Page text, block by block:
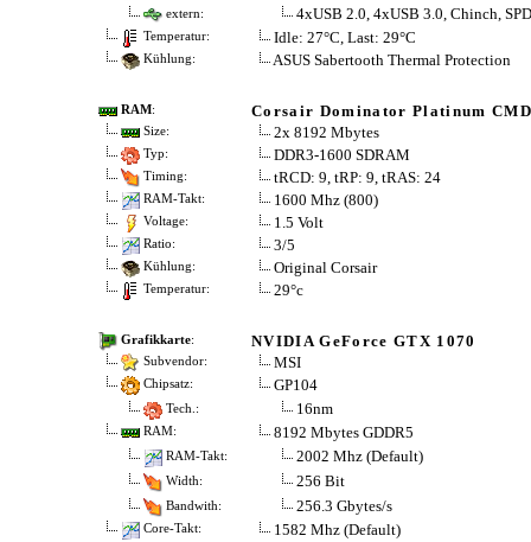
extern: 4xUSB 2.0, 4xUSB 3.0, Chinch,
Temperatur: Idle: 27°C, Last: 29°C
Kühlung: ASUS Sabertooth Thermal Protection
RAM: Corsair Dominator Platinum
Size: 2x 8192 Mbytes
Typ: DDR3-1600 SDRAM
Timing: tRCD: 9, tRP: 9, tRAS: 24
RAM-Takt: 1600 Mhz (800)
Voltage: 1.5 Volt
Ratio: 3/5
Kühlung: Original Corsair
Temperatur: 29°c
Grafikkarte: NVIDIA GeForce GTX 1070
Subvendor: MSI
Chipsatz: GP104
Tech.: 16nm
RAM: 8192 Mbytes GDDR5
RAM-Takt: 2002 Mhz (Default)
Width: 256 Bit
Bandwith: 256.3 Gbytes/s
Core-Takt: 1582 Mhz (Default)